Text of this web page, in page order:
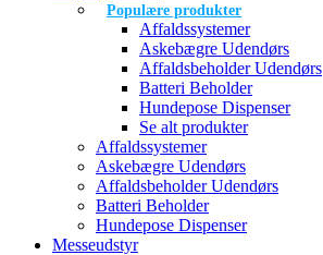
Populære produkter
Affaldssystemer
Askebægre Udendørs
Affaldsbeholder Udendørs
Batteri Beholder
Hundepose Dispenser
Se alt produkter
Affaldssystemer
Askebægre Udendørs
Affaldsbeholder Udendørs
Batteri Beholder
Hundepose Dispenser
Messeudstyr